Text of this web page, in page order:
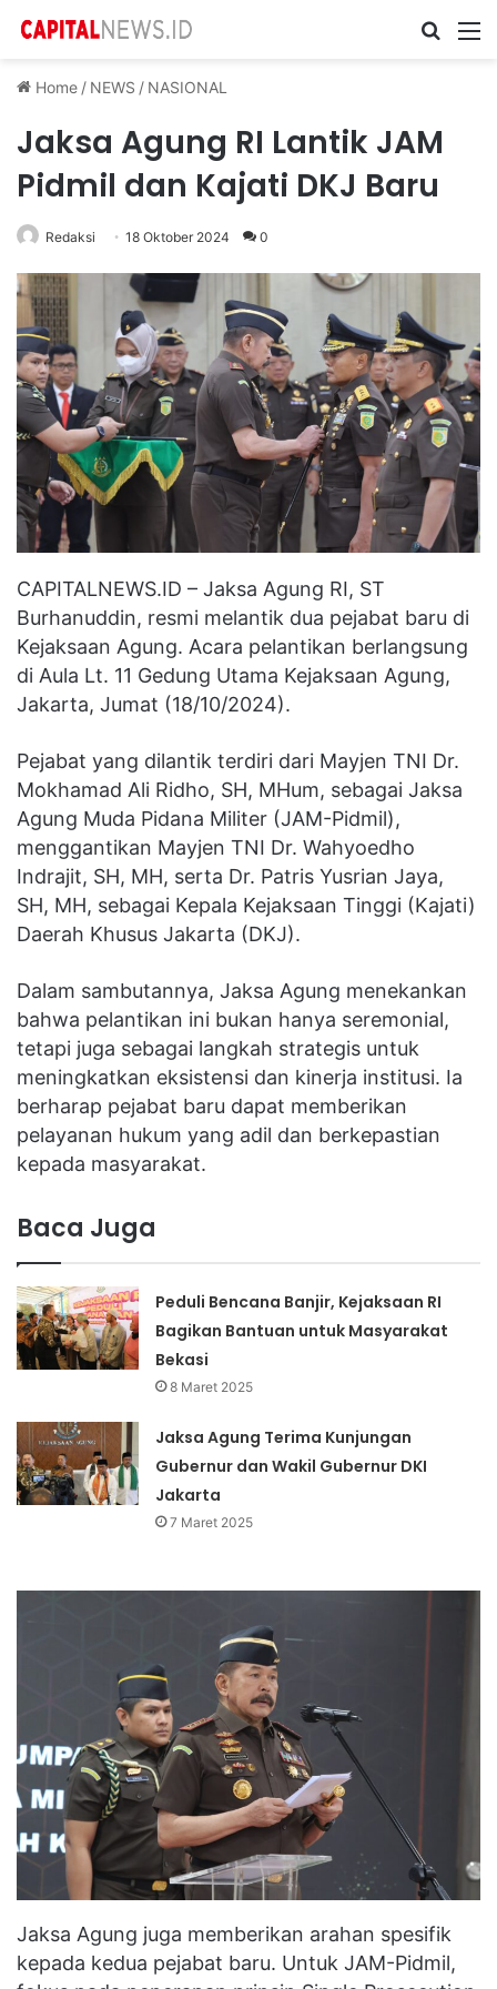
Cari ...
Home / NEWS / NASIONAL
Jaksa Agung RI Lantik JAM
Pidmil dan Kajati DKJ Baru
Redaksi 18 Oktober 2024 0
CAPITALNEWS.ID – Jaksa Agung RI, ST
Burhanuddin, resmi melantik dua pejabat baru di
Kejaksaan Agung. Acara pelantikan berlangsung
di Aula Lt. 11 Gedung Utama Kejaksaan Agung,
Jakarta, Jumat (18/10/2024).
Pejabat yang dilantik terdiri dari Mayjen TNI Dr.
Mokhamad Ali Ridho, SH, MHum, sebagai Jaksa
Agung Muda Pidana Militer (JAM-Pidmil),
menggantikan Mayjen TNI Dr. Wahyoedho
Indrajit, SH, MH, serta Dr. Patris Yusrian Jaya,
SH, MH, sebagai Kepala Kejaksaan Tinggi (Kajati)
Daerah Khusus Jakarta (DKJ).
Dalam sambutannya, Jaksa Agung menekankan
bahwa pelantikan ini bukan hanya seremonial,
tetapi juga sebagai langkah strategis untuk
meningkatkan eksistensi dan kinerja institusi. Ia
berharap pejabat baru dapat memberikan
pelayanan hukum yang adil dan berkepastian
kepada masyarakat.
Baca Juga
Peduli Bencana Banjir, Kejaksaan RI
Bagikan Bantuan untuk Masyarakat
Bekasi
8 Maret 2025
Jaksa Agung Terima Kunjungan
Gubernur dan Wakil Gubernur DKI
Jakarta
7 Maret 2025
Jaksa Agung juga memberikan arahan spesifik
kepada kedua pejabat baru. Untuk JAM-Pidmil,